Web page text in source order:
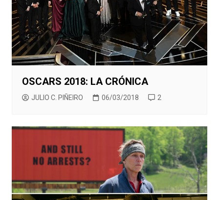
OSCARS 2018: LA CRÓNICA
JULIO C. PIÑEIRO 06/03/2018 2